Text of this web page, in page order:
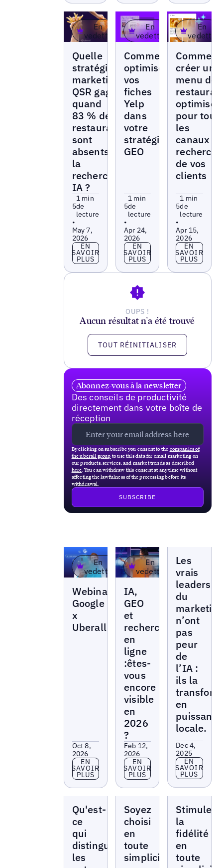
En
vedette
Quelle
stratégie
marketing
QSR gagne
quand
83 % des
restaurants
sont
absents de
la
recherche
IA ?
5
1 min
de
lecture
•
May 7,
2026
En savoir plus
EN
SAVOIR
PLUS
En
vedette
Comment
optimiser
vos
fiches
Yelp
dans
votre
stratégie
GEO
5
1 min
de
lecture
•
Apr 24,
2026
En savoir plus
EN
SAVOIR
PLUS
En
vedette
Comment
créer un
menu de
optimisé
pour tous
les
canaux
recherche
de vos
clients
5
1 min
de
lecture
•
Apr 15,
2026
En savoir
EN
SAVOIR
PLUS
OUPS !
Aucun résultat n'a été trouvé
TOUT RÉINITIALISER
Abonnez-vous à la newsletter
Des conseils de productivité
directement dans votre boîte de
réception
By clicking on subscribe you consent to the companies of
the uberall group to use this data for email marketing on
our products, services, and market trends as described
here . You can withdraw this consent at any time without
affecting the lawfulness of the processing before its
withdrawal.
En
vedette
Webinar
Google
x
Uberall
Oct 8,
2026
En savoir plus
EN
SAVOIR
PLUS
En
vedette
IA,
GEO
et
recherche
en
ligne
:êtes-
vous
encore
visible
en
2026
?
Feb 12,
2026
En savoir plus
EN
SAVOIR
PLUS
Les
vrais
leaders
du
n’ont
pas
peur
de
l’IA :
ils la
en
puissance
locale.
Dec 4,
2025
En savoir
EN
SAVOIR
PLUS
Qu'est-
ce
qui
distingue
les
Soyez
choisi
en
toute
simplicité
Stimulez
la
fidélité
en
toute